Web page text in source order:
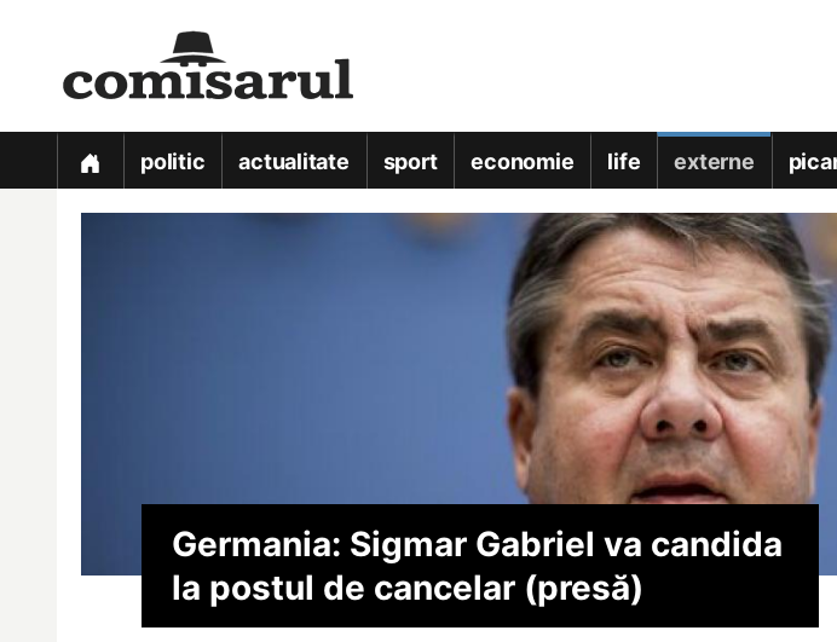
politic actualitate sport economie life externe
Germania: Sigmar Gabriel va candida
la postul de cancelar (presă)